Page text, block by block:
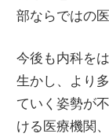
部ならではの
今後も内科を
生かし、より
ていく姿勢が
ける医療機関